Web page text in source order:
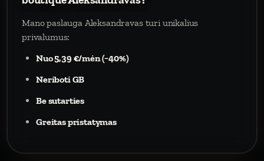
Mano paslauga Aleksandravas turi unikalius
privalumus:
Nuo 5,39 €/mėn (−40%)
Neriboti GB
Be sutarties
Greitas pristatymas